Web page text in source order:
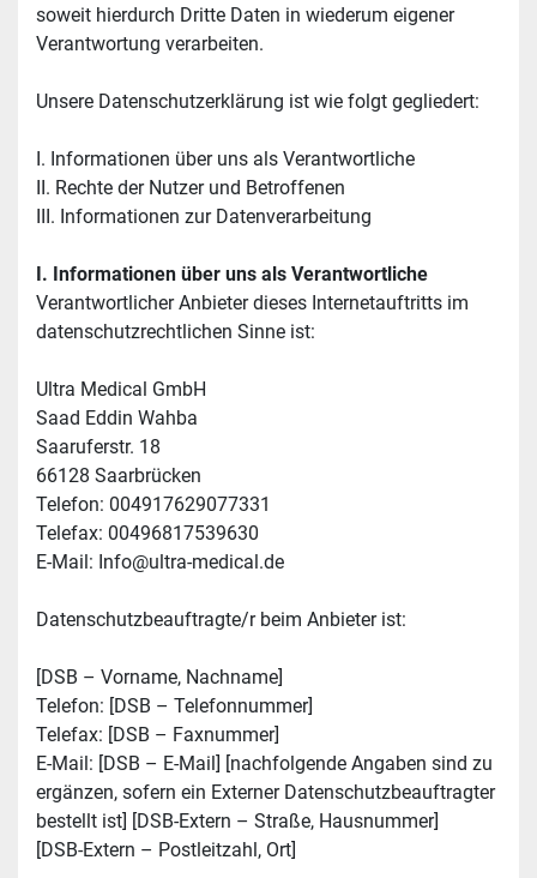
soweit hierdurch Dritte Daten in wiederum eigener
Verantwortung verarbeiten.
Unsere Datenschutzerklärung ist wie folgt gegliedert:
I. Informationen über uns als Verantwortliche
II. Rechte der Nutzer und Betroffenen
III. Informationen zur Datenverarbeitung
I. Informationen über uns als Verantwortliche
Verantwortlicher Anbieter dieses Internetauftritts im
datenschutzrechtlichen Sinne ist:
Ultra Medical GmbH
Saad Eddin Wahba
Saaruferstr. 18
66128 Saarbrücken
Telefon: 004917629077331
Telefax: 00496817539630
E-Mail: Info@ultra-medical.de
Datenschutzbeauftragte/r beim Anbieter ist:
[DSB – Vorname, Nachname]
Telefon: [DSB – Telefonnummer]
Telefax: [DSB – Faxnummer]
E-Mail: [DSB – E-Mail] [nachfolgende Angaben sind zu
ergänzen, sofern ein Externer Datenschutzbeauftragter
bestellt ist] [DSB-Extern – Straße, Hausnummer]
[DSB-Extern – Postleitzahl, Ort]